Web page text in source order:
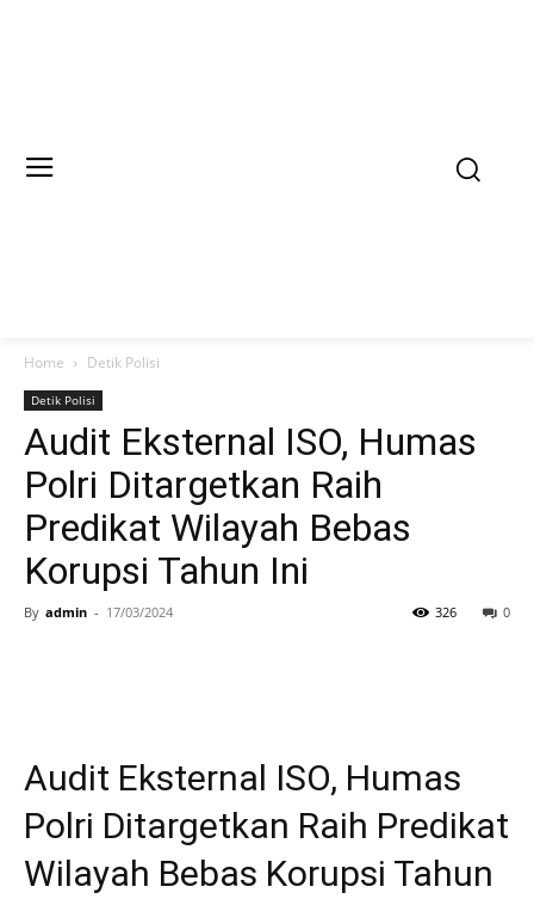
Home Detik Polisi
Detik Polisi
Audit Eksternal ISO, Humas
Polri Ditargetkan Raih
Predikat Wilayah Bebas
Korupsi Tahun Ini
By admin - 17/03/2024 0
326
Audit Eksternal ISO, Humas
Polri Ditargetkan Raih Predikat
Wilayah Bebas Korupsi Tahun